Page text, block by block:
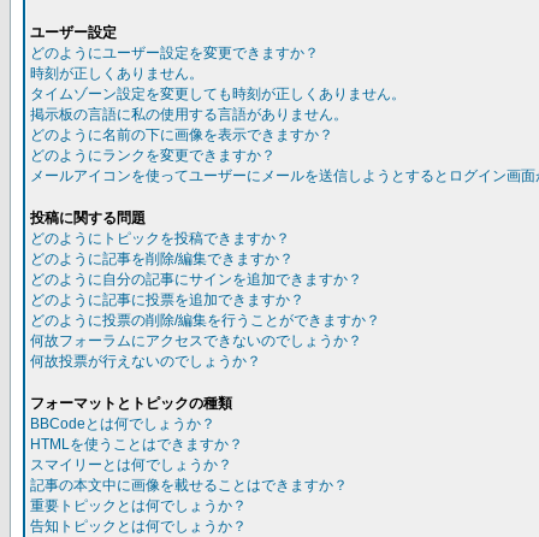
ユーザー設定
どのようにユーザー設定を変更できますか？
時刻が正しくありません。
タイムゾーン設定を変更しても時刻が正しくありません。
掲示板の言語に私の使用する言語がありません。
どのように名前の下に画像を表示できますか？
どのようにランクを変更できますか？
メールアイコンを使ってユーザーにメールを送信しようとするとログイン画面
投稿に関する問題
どのようにトピックを投稿できますか？
どのように記事を削除/編集できますか？
どのように自分の記事にサインを追加できますか？
どのように記事に投票を追加できますか？
どのように投票の削除/編集を行うことができますか？
何故フォーラムにアクセスできないのでしょうか？
何故投票が行えないのでしょうか？
フォーマットとトピックの種類
BBCodeとは何でしょうか？
HTMLを使うことはできますか？
スマイリーとは何でしょうか？
記事の本文中に画像を載せることはできますか？
重要トピックとは何でしょうか？
告知トピックとは何でしょうか？